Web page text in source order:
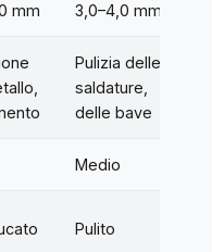
mm 3,0–4,0 mm
Pulizia delle
saldature,
delle bave
Medio
Pulito